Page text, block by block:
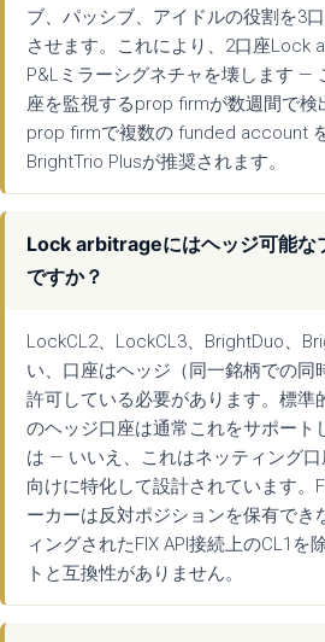
ブ、パッシブ、アイドルの役割を3
させます。これにより、2口座Lock
P&Lミラーシグネチャを壊します —
座を監視するprop firmが数週間で検
prop firmで複数の funded account
BrightTrio Plusが推奨されます。
Lock arbitrageにはヘッジ可能な
ですか？
LockCL2、LockCL3、BrightDuo、
い、口座はヘッジ（同一銘柄での同
許可している必要があります。標準
のヘッジ口座は通常これをサポート
は — いいえ、これはネッティング口
向けに特化して設計されています。
ーカーは反対ポジションを保有でき
ィングされたFIX API接続上のCL1を
トと互換性がありません。